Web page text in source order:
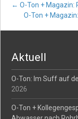
Post
← O-Ton + Magazin:
O-Ton +
Aktuell
O-Ton: Im Suff auf
2026
O-Ton +